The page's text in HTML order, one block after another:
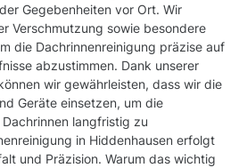
Gegebenheiten vor Ort. Wir
Verschmutzung sowie besondere
die Dachrinnenreinigung präzise auf
abzustimmen. Dank unserer
wir gewährleisten, dass wir die
Geräte einsetzen, um die
langfristig zu
in Hiddenhausen erfolgt
und Präzision. Warum das wichtig